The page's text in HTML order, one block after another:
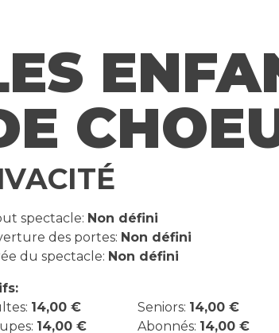
spectacle: Non défini
des portes: Non défini
du spectacle: Non défini
14,00 € Seniors: 14,00 €
14,00 € Abonnés: 14,00 €